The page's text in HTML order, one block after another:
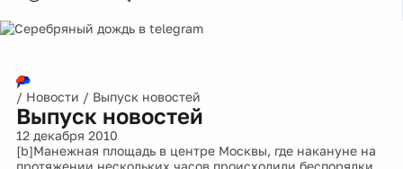
/ Новости / Выпуск новостей
Выпуск новостей
12 декабря 2010
[b]Манежная площадь в центре Москвы, где накануне на